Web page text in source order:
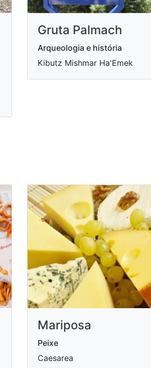
Gruta Palmach
Arqueologia e história
Kibutz Mishmar Ha'Emek
Mariposa
Peixe
Caesarea